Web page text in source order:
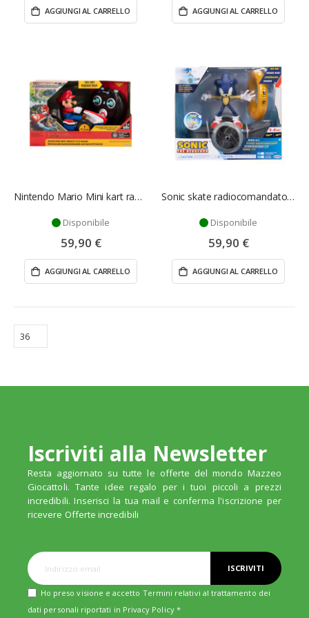
AGGIUNGI AL CARRELLO AGGIUNGI AL CARRELLO
Nintendo Mario Mini kart radiocomandato - Jakks Pacific
Disponibile
59,90 €
AGGIUNGI AL CARRELLO
Sonic skate radiocomandato - Jakks Pacific
Disponibile
59,90 €
AGGIUNGI AL CARRELLO
Iscriviti alla Newsletter
Resta aggiornato su tutte le offerte del mondo Mazzeo
Giocattoli. Tante idee regalo per i tuoi piccoli a prezzi
incredibili. Inserisci la tua mail e conferma l'iscrizione per
ricevere Offerte incredibili
ISCRIVITI
Ho preso visione e accetto Termini relativi al trattamento dei
dati personali riportati in Privacy Policy*